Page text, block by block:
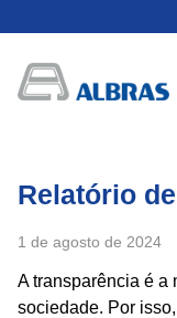
Relatório
1 de agosto de 2024
A transparência é a
sociedade. Por